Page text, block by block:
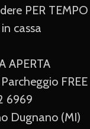
PER
cassa
APERTA
FREE
6969
Dugnano (MI)